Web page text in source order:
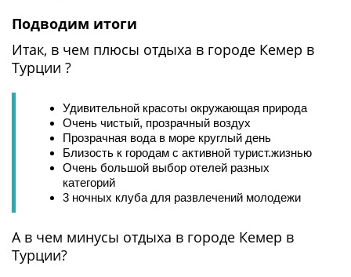
Подводим итоги
Итак, в чем плюсы отдыха в городе Кемер в
Турции ?
Удивительной красоты окружающая природа
Очень чистый, прозрачный воздух
Прозрачная вода в море круглый день
Близость к городам с активной турист.жизнью
Очень большой выбор отелей разных
категорий
3 ночных клуба для развлечений молодежи
А в чем минусы отдыха в городе Кемер в
Турции?